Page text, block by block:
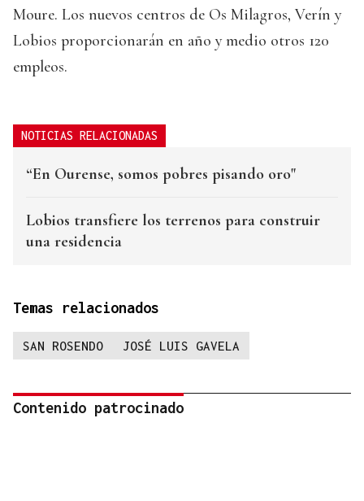
Moure. Los nuevos centros de Os Milagros, Verín y
Lobios proporcionarán en año y medio otros 120
empleos.
NOTICIAS RELACIONADAS
“En Ourense, somos pobres pisando oro"
Lobios transfiere los terrenos para construir
una residencia
Temas relacionados
SAN ROSENDO JOSÉ LUIS GAVELA
Contenido patrocinado